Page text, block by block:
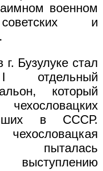
военном
советских и
Бузулуке стал
I отдельный
который
в СССР.
выступлению